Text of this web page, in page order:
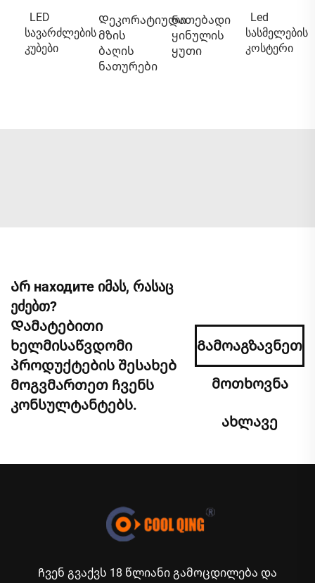
LED
სავარძლების
კუბები
Დეკორატიული
მზის
ბაღის
ნათურები
Ნათებადი
ყინულის
ყუთი
Led
სასმელების
კოსტერი
Არ находите იმას, რასაც
ეძებთ?
Დამატებითი
ხელმისაწვდომი
პროდუქტების შესახებ
მოგვმართეთ ჩვენს
კონსულტანტებს.
Გამოაგზავნეთ
მოთხოვნა
ახლავე
Ჩვენ გვაქვს 18 წლიანი გამოცდილება და